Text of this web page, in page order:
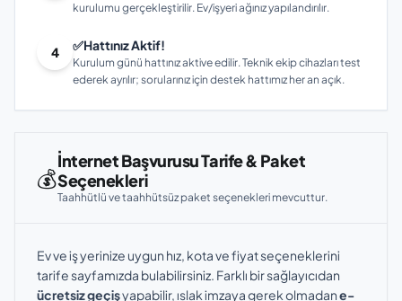
kurulumu gerçekleştirilir. Ev/işyeri ağınız yapılandırılır.
4 ✅Hattınız Aktif!
Kurulum günü hattınız aktive edilir. Teknik ekip cihazları test
ederek ayrılır; sorularınız için destek hattımız her an açık.
💰
İnternet Başvurusu Tarife & Paket
Seçenekleri
Taahhütlü ve taahhütsüz paket seçenekleri mevcuttur.
Ev ve iş yerinize uygun hız, kota ve fiyat seçeneklerini
tarife sayfamızda bulabilirsiniz. Farklı bir sağlayıcıdan
ücretsiz geçişyapabilir, ıslak imzaya gerek olmadane-